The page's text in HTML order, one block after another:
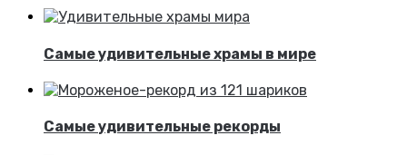
Самые удивительные храмы в мире
Самые удивительные рекорды